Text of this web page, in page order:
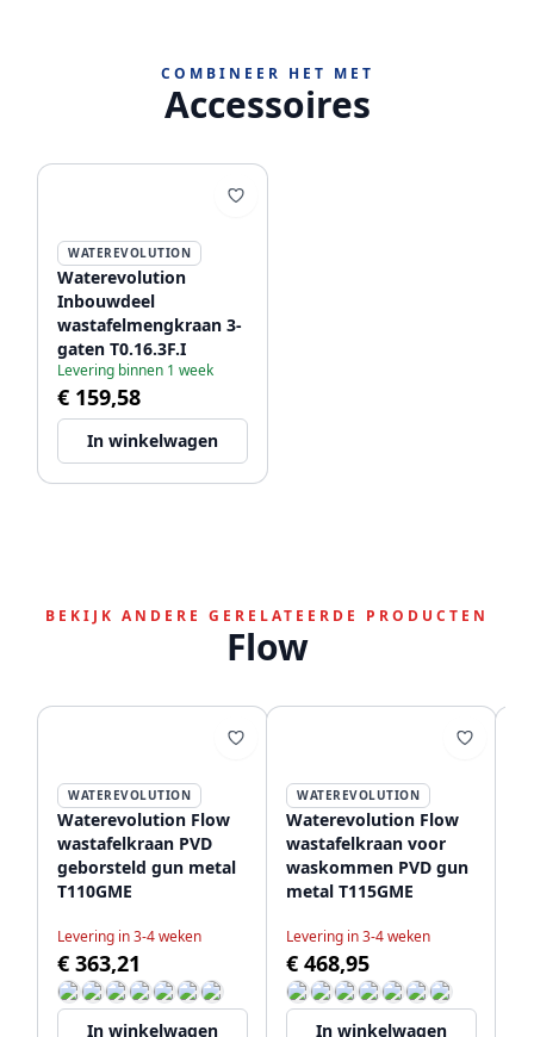
COMBINEER HET MET
Accessoires
WATEREVOLUTION
Waterevolution
Inbouwdeel
wastafelmengkraan 3-
gaten T0.16.3F.I
Levering binnen 1 week
€ 159,58
In winkelwagen
BEKIJK ANDERE GERELATEERDE PRODUCTEN
Flow
WATEREVOLUTION
Waterevolution Flow
wastafelkraan PVD
geborsteld gun metal
T110GME
Levering in 3-4 weken
€ 363,21
In winkelwagen
WATEREVOLUTION
Waterevolution Flow
wastafelkraan voor
waskommen PVD gun
metal T115GME
Levering in 3-4 weken
€ 468,95
In winkelwagen